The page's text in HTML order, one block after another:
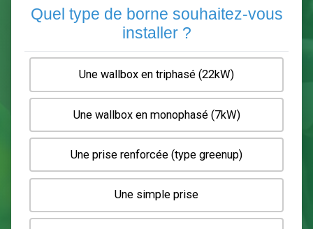
Gratuit, sans pub et sans engagement.
2 3 6
Quel type de borne souhaitez-
installer ?
Une wallbox en triphasé (22kW)
Une wallbox en monophasé (7kW)